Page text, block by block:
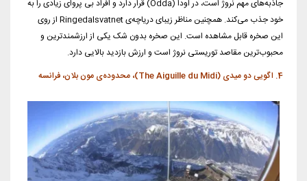
جاذبه‌های مهم نروژ است، در اودا (Odda) قرار دارد و افراد بی پروای زیادی را به
خود جذب می‌کند. همچنین مناظر زیبای دریاچه‌ی Ringedalsvatnet از روی
این صخره قابل مشاهده است. این صخره بدون شک یکی از ارزشمندترین و
محبوب‌ترین مقاصد توریستی نروژ است و ارزش بازدید بالایی دارد.
4. اگویی دو میدی (The Aiguille du Midi)، محدوده‌ی مون بلان، فرانسه